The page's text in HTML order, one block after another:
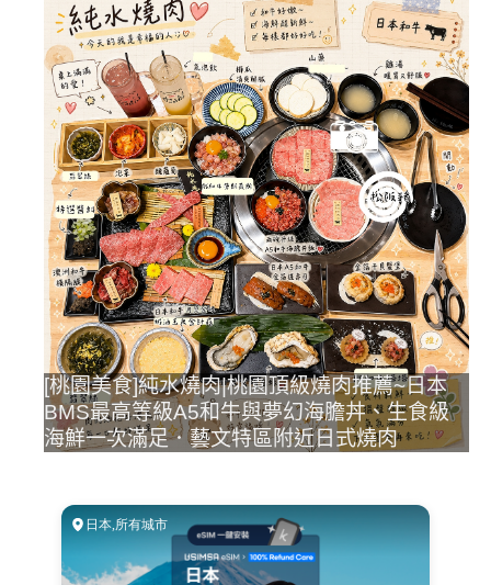
[桃園美食]純水燒肉|桃園頂級燒肉推薦~日本
BMS最高等級A5和牛與夢幻海膽丼、生食級
海鮮一次滿足．藝文特區附近日式燒肉